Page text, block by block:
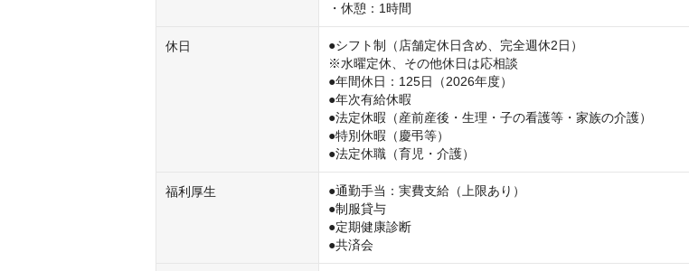
・休憩：1時間
休日
●シフト制（店舗定休日含め、完全週休2日）
※水曜定休、その他休日は応相談
●年間休日：125日（2026年度）
●年次有給休暇
●法定休暇（産前産後・生理・子の看護等・家族の介護）
●特別休暇（慶弔等）
●法定休職（育児・介護）
福利厚生
●通勤手当：実費支給（上限あり）
●制服貸与
●定期健康診断
●共済会